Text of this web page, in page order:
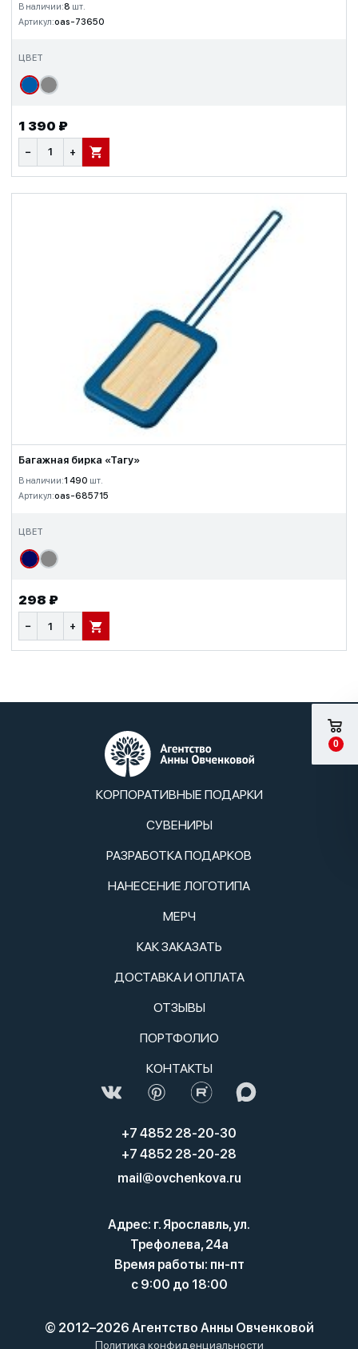
В наличии:8 шт.
Артикул:oas-73650
ЦВЕТ
1 390 ₽
− + В КОРЗИНУ
Багажная бирка «Тагу»
В наличии:1 490 шт.
Артикул:oas-685715
ЦВЕТ
298 ₽
− + В КОРЗИНУ
КОРПОРАТИВНЫЕ ПОДАРКИ
СУВЕНИРЫ
РАЗРАБОТКА ПОДАРКОВ
НАНЕСЕНИЕ ЛОГОТИПА
МЕРЧ
КАК ЗАКАЗАТЬ
ДОСТАВКА И ОПЛАТА
ОТЗЫВЫ
ПОРТФОЛИО
КОНТАКТЫ
+7 4852 28-20-30
+7 4852 28-20-28
mail@ovchenkova.ru
Адрес: г. Ярославль, ул.
Трефолева, 24а
Время работы: пн-пт
с 9:00 до 18:00
Политика конфиденциальности
© 2012–2026 Агентство Анны Овченковой
0